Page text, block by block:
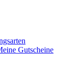
Gutscheine